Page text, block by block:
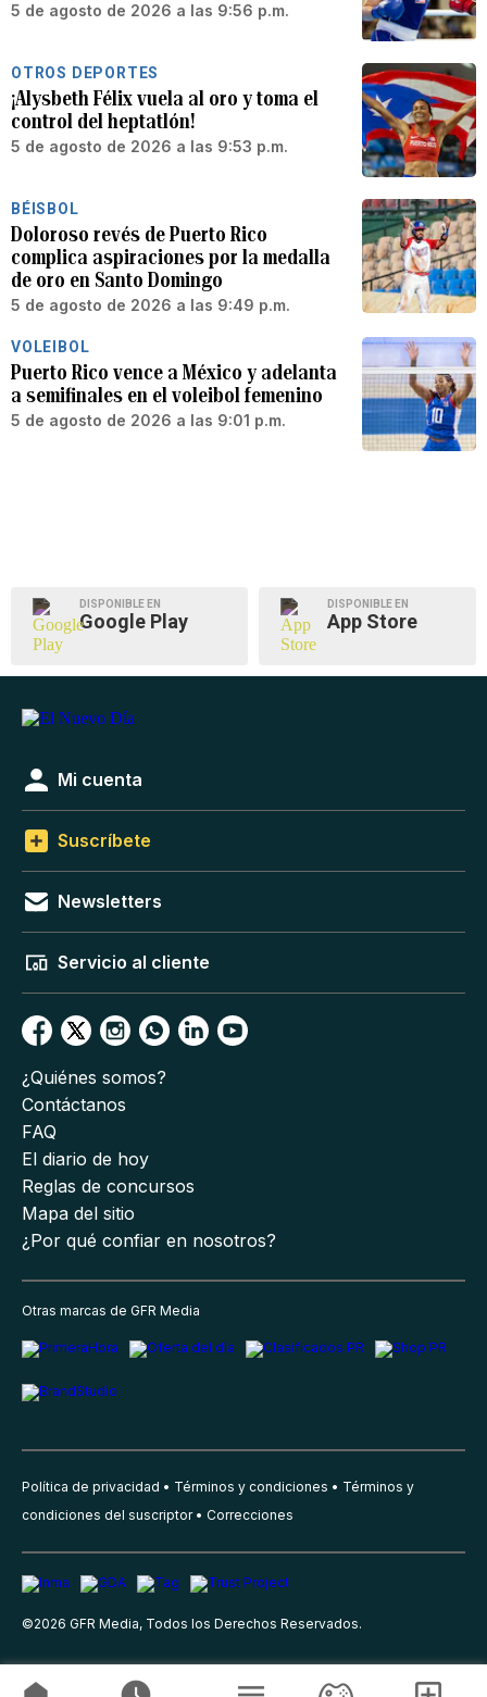
5 de agosto de 2026 a las 9:56 p.m.
OTROS DEPORTES
¡Alysbeth Félix vuela al oro y toma el
control del heptatlón!
5 de agosto de 2026 a las 9:53 p.m.
BÉISBOL
Doloroso revés de Puerto Rico
complica aspiraciones por la medalla
de oro en Santo Domingo
5 de agosto de 2026 a las 9:49 p.m.
VOLEIBOL
Puerto Rico vence a México y adelanta
a semifinales en el voleibol femenino
5 de agosto de 2026 a las 9:01 p.m.
DISPONIBLE EN
Google Play
DISPONIBLE EN
App Store
Mi cuenta
Suscríbete
Newsletters
Servicio al cliente
¿Quiénes somos?
Contáctanos
FAQ
El diario de hoy
Reglas de concursos
Mapa del sitio
¿Por qué confiar en nosotros?
Otras marcas de GFR Media
Política de privacidad Términos y condiciones
Términos y
condiciones del suscriptor
Correcciones
©2026 GFR Media, Todos los Derechos Reservados.